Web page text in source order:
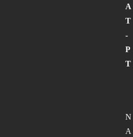
A
T
-
P
T
N
A